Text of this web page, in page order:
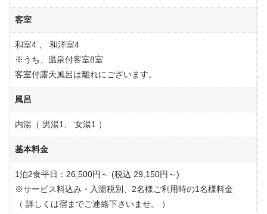
客室
和室4 、 和洋室4
※うち、温泉付客室8室
客室付露天風呂は離れにございます。
風呂
内湯（ 男湯1、 女湯1 ）
基本料金
1泊2食平日：26,500円～ (税込 29,150円～)
※サービス料込み・入湯税別、2名様ご利用時の1名様料金
（ 詳しくは宿までご連絡下さいませ。 ）